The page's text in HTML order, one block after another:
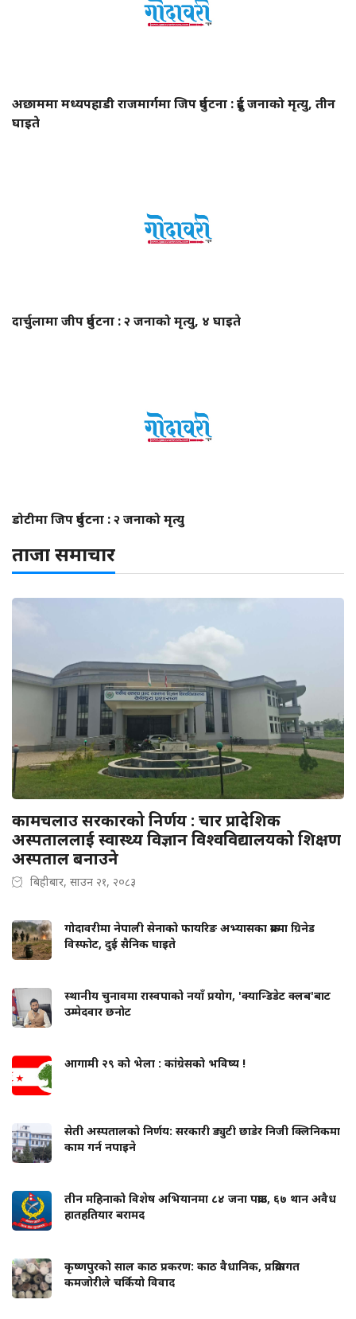
अछाममा मध्यपहाडी राजमार्गमा जिप दुर्घटना : दुई जनाको मृत्यु, तीन
घाइते
दार्चुलामा जीप दुर्घटना : २ जनाको मृत्यु, ४ घाइते
डोटीमा जिप दुर्घटना : २ जनाको मृत्यु
ताजा समाचार
कामचलाउ सरकारको निर्णय : चार प्रादेशिक
अस्पताललाई स्वास्थ्य विज्ञान विश्वविद्यालयको शिक्षण
अस्पताल बनाउने
बिहीबार, साउन २१, २०८३
गोदावरीमा नेपाली सेनाको फायरिङ अभ्यासका क्रममा ग्रिनेड
विस्फोट, दुई सैनिक घाइते
स्थानीय चुनावमा रास्वपाको नयाँ प्रयोग, 'क्यान्डिडेट क्लब'बाट
उम्मेदवार छनोट
आगामी २९ को भेला : कांग्रेसको भविष्य !
सेती अस्पतालको निर्णय: सरकारी ड्युटी छाडेर निजी क्लिनिकमा
काम गर्न नपाइने
तीन महिनाको विशेष अभियानमा ८४ जना पक्राउ, ६७ थान अवैध
हातहतियार बरामद
कृष्णपुरको साल काठ प्रकरण: काठ वैधानिक, प्रक्रियागत
कमजोरीले चर्कियो विवाद